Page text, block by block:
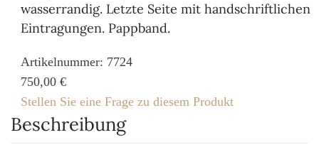
wasserrandig. Letzte Seite mit handschriftlichen
Eintragungen. Pappband.
Artikelnummer: 7724
750,00 €
Stellen Sie eine Frage zu diesem Produkt
Beschreibung